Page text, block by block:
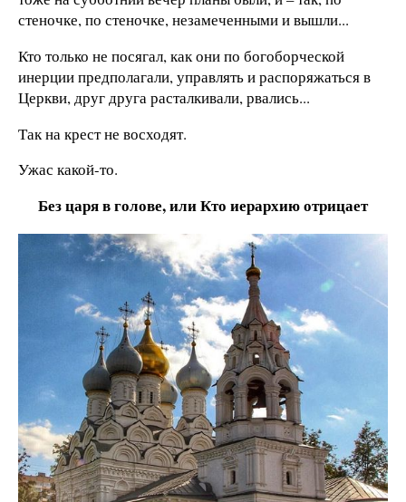
стеночке, по стеночке, незамеченными и вышли...
Кто только не посягал, как они по богоборческой
инерции предполагали, управлять и распоряжаться в
Церкви, друг друга расталкивали, рвались...
Так на крест не восходят.
Ужас какой-то.
Без царя в голове, или Кто иерархию отрицает